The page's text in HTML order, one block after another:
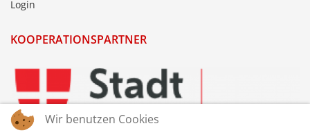
Login
KOOPERATIONSPARTNER
Wir benutzen Cookies